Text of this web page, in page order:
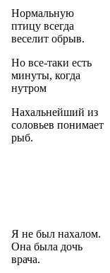
Нормальную
птицу всегда
веселит обрыв.
Но все-таки есть
минуты, когда
нутром
Нахальнейший из
соловьев понимает
рыб.
Я не был нахалом.
Она была дочь
врача.